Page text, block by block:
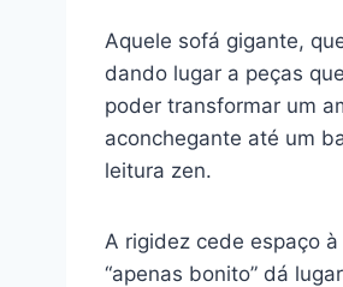
Aquele sofá gigante,
dando lugar a peças
poder transformar um
aconchegante até um
leitura zen.
A rigidez cede espaço à
“apenas bonito” dá